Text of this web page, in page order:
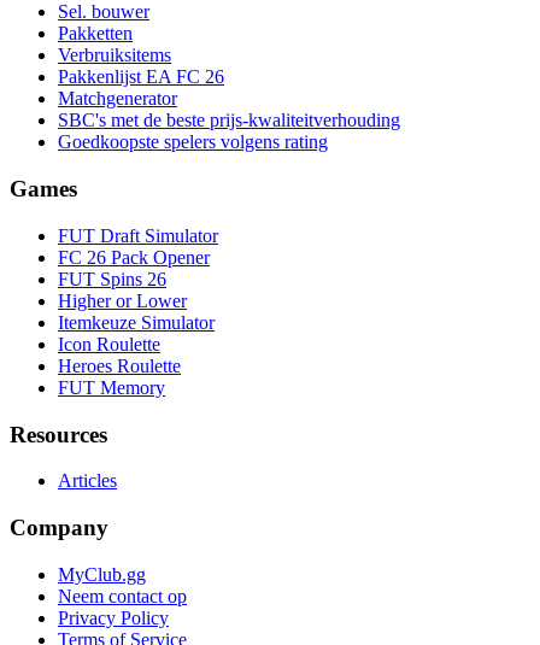
Sel. bouwer
Pakketten
Verbruiksitems
Pakkenlijst EA FC 26
Matchgenerator
SBC's met de beste prijs-kwaliteitverhouding
Goedkoopste spelers volgens rating
Games
FUT Draft Simulator
FC 26 Pack Opener
FUT Spins 26
Higher or Lower
Itemkeuze Simulator
Icon Roulette
Heroes Roulette
FUT Memory
Resources
Articles
Company
MyClub.gg
Neem contact op
Privacy Policy
Terms of Service